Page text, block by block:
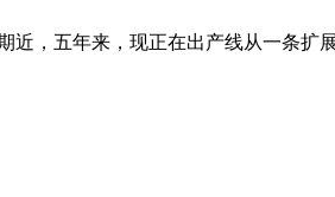
近，五年来，现正在出产线从一条